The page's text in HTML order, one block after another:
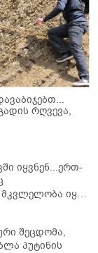
რღვევა,
იყვნენ...ერთ-
მკვლელობა იყო"
ტრაგედიის
შეცდომა,
პუტინის